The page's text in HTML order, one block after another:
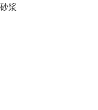
浆